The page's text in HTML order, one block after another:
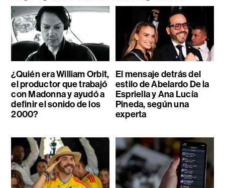
¿Quién era William Orbit,
el productor que trabajó
con Madonna y ayudó a
definir el sonido de los
2000?
El mensaje detrás del
estilo de Abelardo De la
Espriella y Ana Lucía
Pineda, según una
experta